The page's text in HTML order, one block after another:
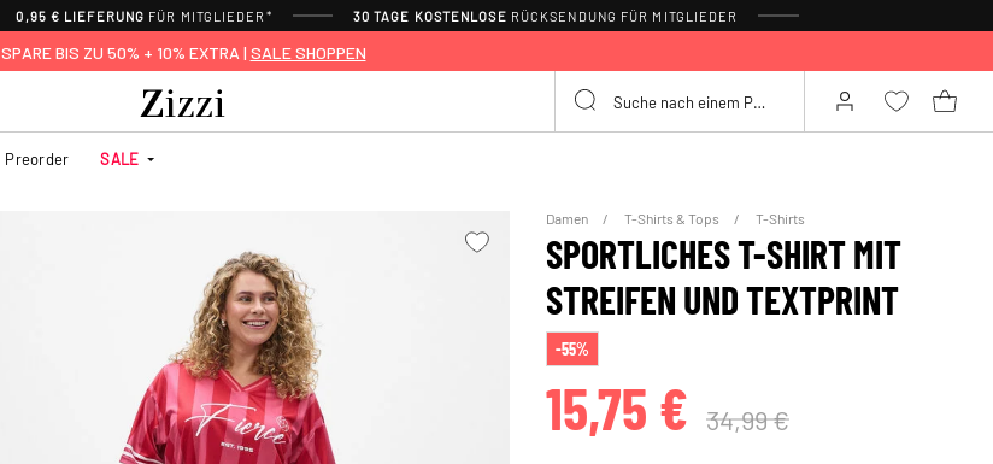
0,95 € LIEFERUNG FÜR MITGLIEDER* 30 TAGE KOSTENLOSE RÜCKSENDUNG FÜR MITGLIEDER
SPARE BIS ZU 50% + 10% EXTRA | SALE SHOPPEN
Preorder SALE
Damen T-Shirts & Tops T-Shirts
SPORTLICHES T-SHIRT MIT
STREIFEN UND TEXTPRINT
-55%
15,75 € 34,99 €